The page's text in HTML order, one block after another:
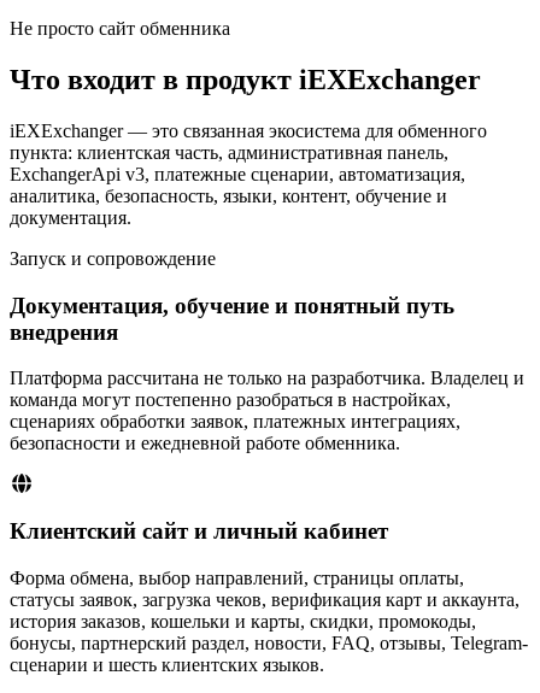
Не просто сайт обменника
Что входит в продукт iEXExchanger
iEXExchanger — это связанная экосистема для обменного
пункта: клиентская часть, административная панель,
ExchangerApi v3, платежные сценарии, автоматизация,
аналитика, безопасность, языки, контент, обучение и
документация.
Запуск и сопровождение
Документация, обучение и понятный путь
внедрения
Платформа рассчитана не только на разработчика. Владелец и
команда могут постепенно разобраться в настройках,
сценариях обработки заявок, платежных интеграциях,
безопасности и ежедневной работе обменника.
Клиентский сайт и личный кабинет
Форма обмена, выбор направлений, страницы оплаты,
статусы заявок, загрузка чеков, верификация карт и аккаунта,
история заказов, кошельки и карты, скидки, промокоды,
бонусы, партнерский раздел, новости, FAQ, отзывы, Telegram-
сценарии и шесть клиентских языков.